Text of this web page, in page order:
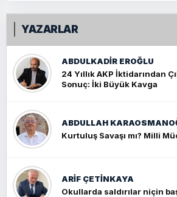
YAZARLAR
ABDULKADIR EROĞLU
24 Yıllık AKP İktidarından
Sonuç: İki Büyük Kavga
ABDULLAH
Kurtuluş Savaşı mı? Milli
ARIF ÇETİNKAYA
Okullarda saldırılar niçin